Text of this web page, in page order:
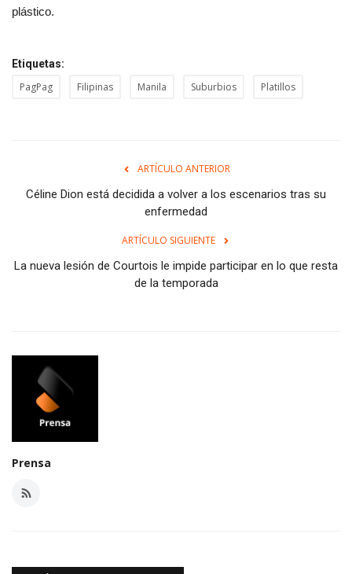
plástico.
Etiquetas:
PagPag Filipinas Manila Suburbios Platillos
ARTÍCULO ANTERIOR
Céline Dion está decidida a volver a los escenarios tras su
enfermedad
ARTÍCULO SIGUIENTE
La nueva lesión de Courtois le impide participar en lo que resta
de la temporada
Prensa